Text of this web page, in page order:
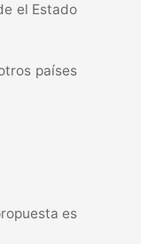
el Estado
países
es